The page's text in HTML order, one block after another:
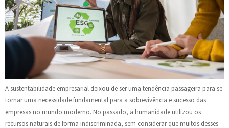
A sustentabilidade empresarial deixou de ser uma tendência passageira para se
tornar uma necessidade fundamental para a sobrevivência e sucesso das
empresas no mundo moderno. No passado, a humanidade utilizou os
recursos naturais de forma indiscriminada, sem considerar que muitos desses